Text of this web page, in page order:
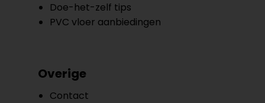
Doe-het-zelf tips
PVC vloer aanbiedingen
Overige
Contact